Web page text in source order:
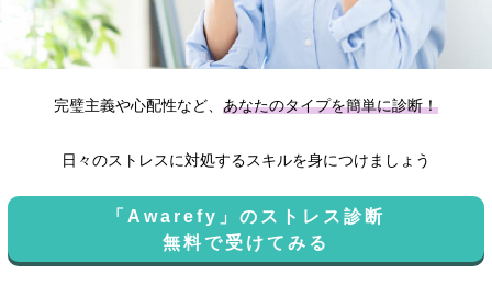
完璧主義や心配性など、 あなたのタイプを簡単に診断！
日々のストレスに対処するスキルを身につけましょう
「Awarefy」のストレス診断
無料で受けてみる